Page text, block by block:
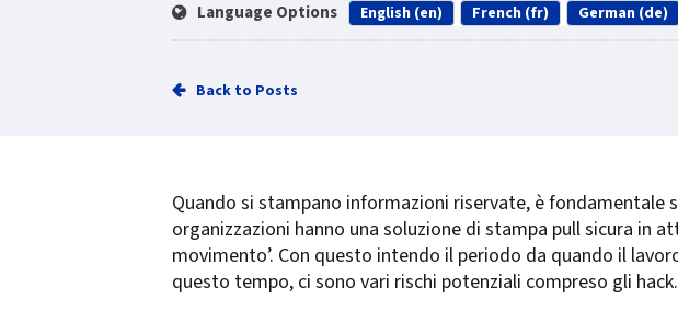
Language Options English (en) French (fr) German (de)
Back to Posts
Quando si stampano informazioni riservate, è
organizzazioni hanno una soluzione di stampa pull sicura in
movimento’. Con questo intendo il periodo da quando il
questo tempo, ci sono vari rischi potenziali compreso gli hack.